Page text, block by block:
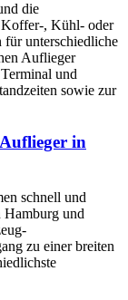
die
Koffer-, Kühl- oder
für unterschiedliche
Auflieger
und
sowie zur
in
schnell und
Hamburg und
zu einer breiten